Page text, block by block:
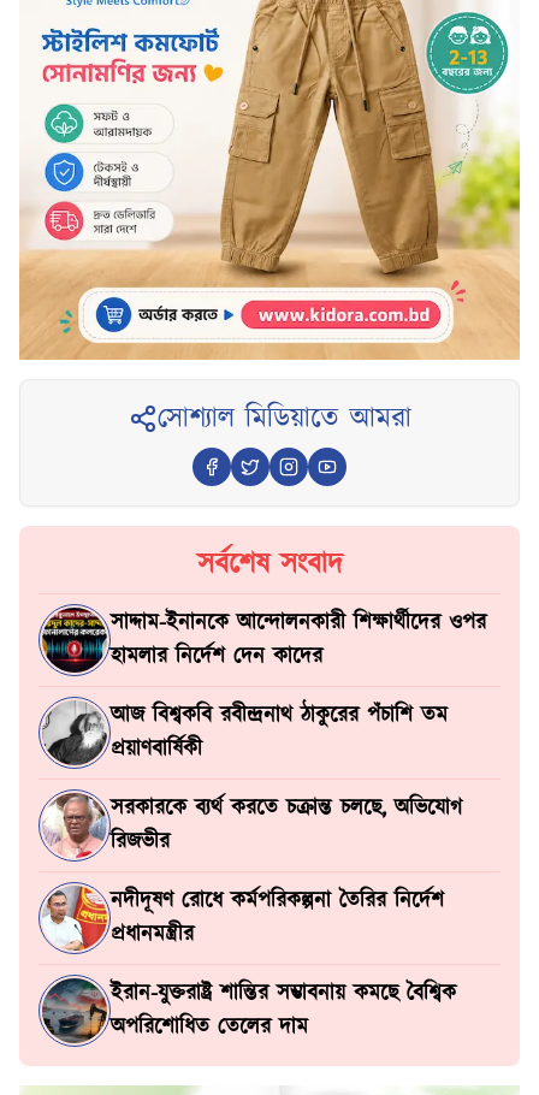
সোশ্যাল মিডিয়াতে আমরা
সর্বশেষ সংবাদ
সাদ্দাম-ইনানকে আন্দোলনকারী শিক্ষার্থীদের ওপর
হামলার নির্দেশ দেন কাদের
আজ বিশ্বকবি রবীন্দ্রনাথ ঠাকুরের পঁচাশি তম
প্রয়াণবার্ষিকী
সরকারকে ব্যর্থ করতে চক্রান্ত চলছে, অভিযোগ
রিজভীর
নদীদূষণ রোধে কর্মপরিকল্পনা তৈরির নির্দেশ
প্রধানমন্ত্রীর
ইরান-যুক্তরাষ্ট্র শান্তির সম্ভাবনায় কমছে বৈশ্বিক
অপরিশোধিত তেলের দাম